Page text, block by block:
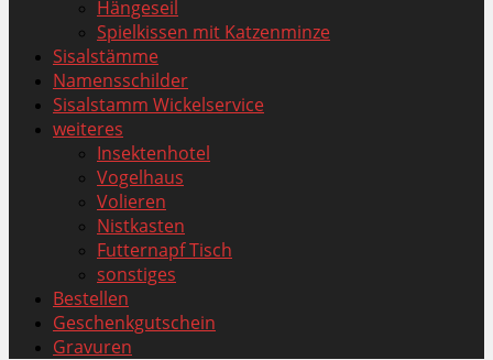
Hängeseil
Spielkissen mit Katzenminze
Sisalstämme
Namensschilder
Sisalstamm Wickelservice
weiteres
Insektenhotel
Vogelhaus
Volieren
Nistkasten
Futternapf Tisch
sonstiges
Bestellen
Geschenkgutschein
Gravuren